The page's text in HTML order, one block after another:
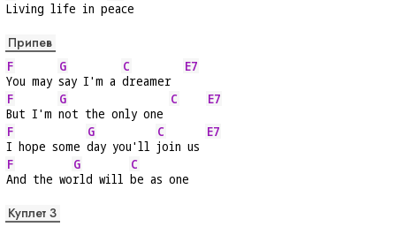
Living life in peace
Припев
F
You may
G
say I'm a
C
dreamer
E7
F
But I'm
G
not the only one
C
E7
F
I hope some
G
day you'll
C
join us
E7
F
And the wo
G
rld will
C
be as one
Куплет 3